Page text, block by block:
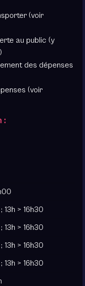
(voir
au public (y
des dépenses
(voir
:
13h > 16h30
13h > 16h30
13h > 16h30
13h > 16h30